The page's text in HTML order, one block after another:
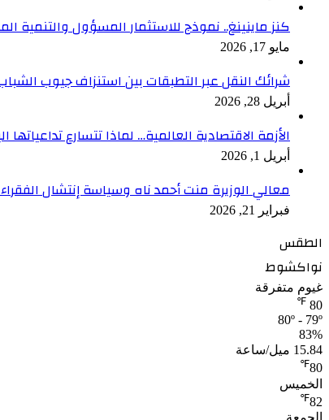
كنز ماينينغ.. نموذج للاستثمار المسؤول والتنمية
مايو 17, 2026
شرائك النقل عبر التطبقات بين استنزاف جيوب
أبريل 28, 2026
الأزمة الاقتصادية العالمية… لماذا تتسارع
أبريل 1, 2026
معالي الوزيرة منت أحمد ناه وسياسة إنتشال
فبراير 21, 2026
الطقس
نواكشوط
غيوم متفرقة
80
℉
80º - 79º
83%
15.84 ميل/ساعة
80
℉
الخميس
82
℉
الجمعة